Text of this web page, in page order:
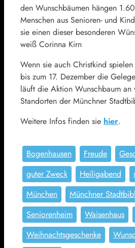
den Wunschbäumen hängen
Menschen aus Senioren- und
sie einen dieser besonderen
weiß Corinna Kirn
Wenn sie auch Christkind
bis zum 17. Dezember die
läuft die Aktion Wunschbaum an
Standorten der Münchner
Weitere Infos finden sie hier.
Bogenhausen Freude
guter Zweck
Heiligabend
München
Münchner
Seniorenheim
Waisenhaus
Weihnachtsgeschenke